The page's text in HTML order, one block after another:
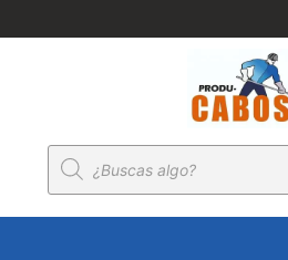
Búsqueda
de
productos